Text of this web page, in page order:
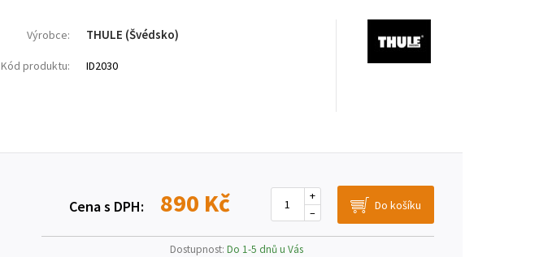
Výrobce: THULE (Švédsko)
Kód produktu: ID2030
Cena s DPH: 890 Kč –
+
Dostupnost: Do 1-5 dnů u Vás